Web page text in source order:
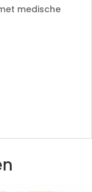
medische